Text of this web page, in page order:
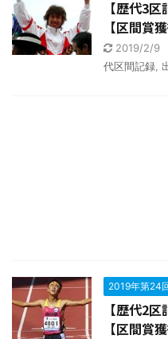
【歴代3
【区間賞
2019/2/9
代区間記録
2019年第24
【歴代2
【区間賞